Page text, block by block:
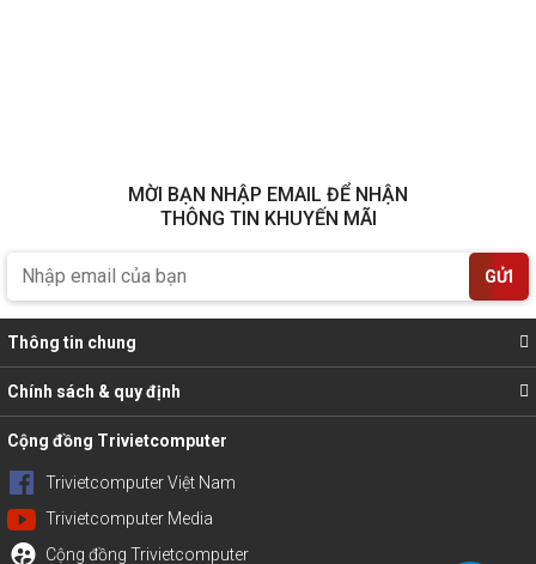
MỜI BẠN NHẬP EMAIL ĐỂ NHẬN
THÔNG TIN KHUYẾN MÃI
GỬI
Thông tin chung
Chính sách & quy định
Cộng đồng Trivietcomputer
Trivietcomputer Việt Nam
Trivietcomputer Media
Cộng đồng Trivietcomputer